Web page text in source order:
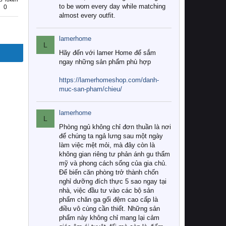
0
to be worn every day while matching
almost every outfit.
L
lamerhome
Hãy đến với lamer Home để sắm
ngay những sản phẩm phù hợp
https://lamerhomeshop.com/danh-
muc-san-pham/chieu/
L
lamerhome
Phòng ngủ không chỉ đơn thuần là nơi
để chúng ta ngả lưng sau một ngày
làm việc mệt mỏi, mà đây còn là
không gian riêng tư phản ánh gu thẩm
mỹ và phong cách sống của gia chủ.
Để biến căn phòng trở thành chốn
nghỉ dưỡng đích thực 5 sao ngay tại
nhà, việc đầu tư vào các bộ sản
phẩm chăn ga gối đệm cao cấp là
điều vô cùng cần thiết. Những sản
phẩm này không chỉ mang lại cảm